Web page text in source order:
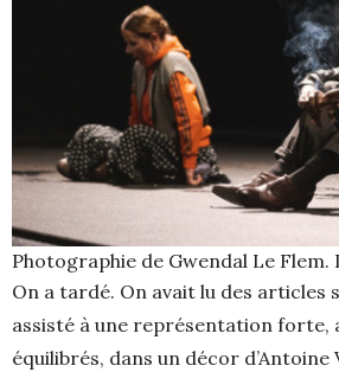
Photographie de Gwendal Le Flem.
On a tardé. On avait lu des articles
assisté à une représentation forte,
équilibrés, dans un décor d’Antoine